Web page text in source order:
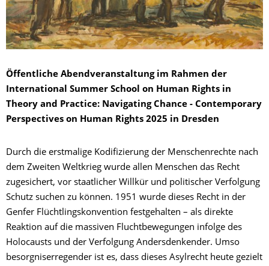
Öffentliche Abendveranstaltung im Rahmen der
International Summer School on Human Rights in
Theory and Practice: Navigating Chance - Contemporary
Perspectives on Human Rights 2025 in Dresden
Durch die erstmalige Kodifizierung der Menschenrechte nach
dem Zweiten Weltkrieg wurde allen Menschen das Recht
zugesichert, vor staatlicher Willkür und politischer Verfolgung
Schutz suchen zu können. 1951 wurde dieses Recht in der
Genfer Flüchtlingskonvention festgehalten – als direkte
Reaktion auf die massiven Fluchtbewegungen infolge des
Holocausts und der Verfolgung Andersdenkender. Umso
besorgniserregender ist es, dass dieses Asylrecht heute gezielt